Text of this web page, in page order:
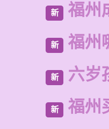
新 福州
新 福州
新 六岁
新 福州